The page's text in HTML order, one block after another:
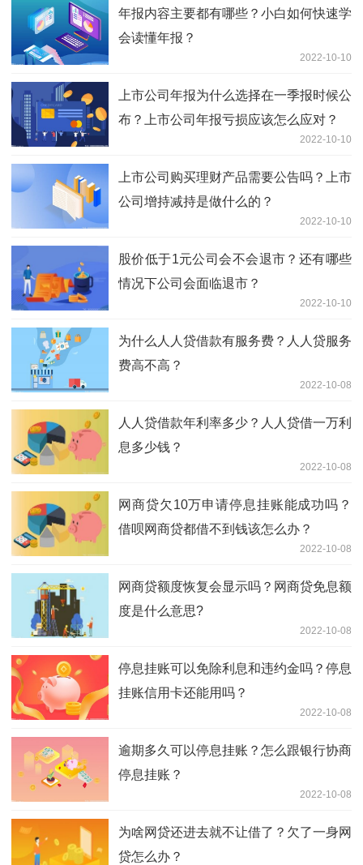
年报内容主要都有哪些？小白如何快速学
会读懂年报？
2022-10-10
上市公司年报为什么选择在一季报时候公
布？上市公司年报亏损应该怎么应对？
2022-10-10
上市公司购买理财产品需要公告吗？上市
公司增持减持是做什么的？
2022-10-10
股价低于1元公司会不会退市？还有哪些
情况下公司会面临退市？
2022-10-10
为什么人人贷借款有服务费？人人贷服务
费高不高？
2022-10-08
人人贷借款年利率多少？人人贷借一万利
息多少钱？
2022-10-08
网商贷欠10万申请停息挂账能成功吗？
借呗网商贷都借不到钱该怎么办？
2022-10-08
网商贷额度恢复会显示吗？网商贷免息额
度是什么意思?
2022-10-08
停息挂账可以免除利息和违约金吗？停息
挂账信用卡还能用吗？
2022-10-08
逾期多久可以停息挂账？怎么跟银行协商
停息挂账？
2022-10-08
为啥网贷还进去就不让借了？欠了一身网
贷怎么办？